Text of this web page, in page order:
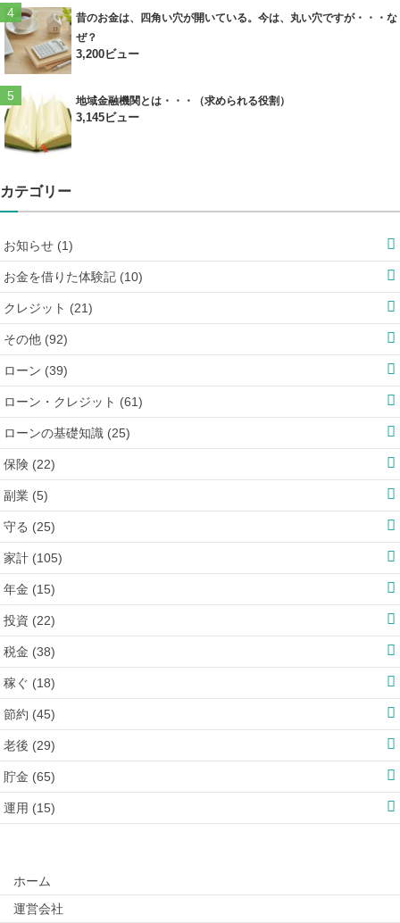
昔のお金は、四角い穴が開いている。今は、丸い穴ですが・・・な
ぜ？
3,200ビュー
地域金融機関とは・・・（求められる役割）
3,145ビュー
カテゴリー
お知らせ (1)
お金を借りた体験記 (10)
クレジット (21)
その他 (92)
ローン (39)
ローン・クレジット (61)
ローンの基礎知識 (25)
保険 (22)
副業 (5)
守る (25)
家計 (105)
年金 (15)
投資 (22)
税金 (38)
稼ぐ (18)
節約 (45)
老後 (29)
貯金 (65)
運用 (15)
ホーム
運営会社